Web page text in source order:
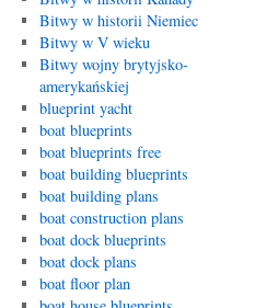
Bitwy w historii Niemiec
Bitwy w V wieku
Bitwy wojny brytyjsko-
amerykańskiej
blueprint yacht
boat blueprints
boat blueprints free
boat building blueprints
boat building plans
boat construction plans
boat dock blueprints
boat dock plans
boat floor plan